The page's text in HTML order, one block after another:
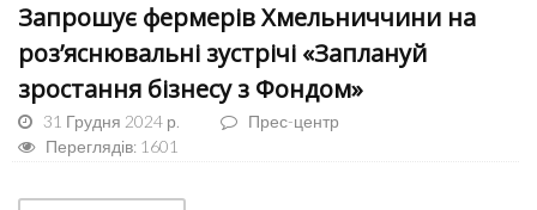
Запрошує фермерів Хмельниччини на
роз’яснювальні зустрічі «Заплануй
зростання бізнесу з Фондом»
31 Грудня 2024 р.
Прес-центр
Переглядів: 1601